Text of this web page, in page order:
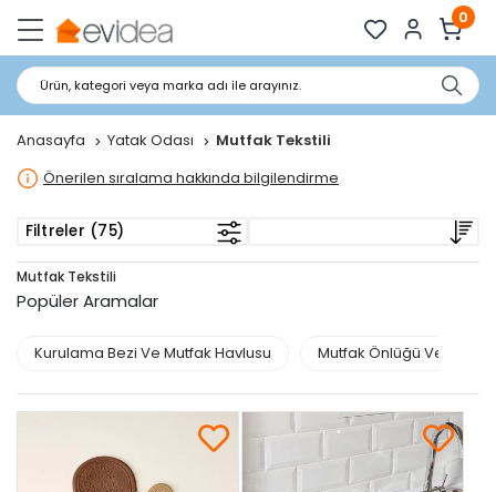
0
Ürün, kategori veya marka adı ile arayınız.
Anasayfa Yatak Odası Mutfak Tekstili
Önerilen sıralama hakkında bilgilendirme
Filtreler (75)
Mutfak Tekstili
Popüler Aramalar
Kurulama Bezi Ve Mutfak Havlusu Mutfak Önlüğü Ve Fırın